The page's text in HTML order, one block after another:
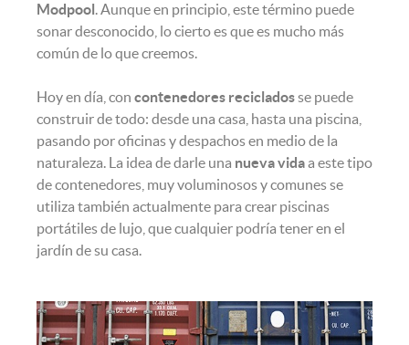
Modpool. Aunque en principio, este término puede
sonar desconocido, lo cierto es que es mucho más
común de lo que creemos.
Hoy en día, con contenedores recicladosse puede
construir de todo: desde una casa, hasta una piscina,
pasando por oficinas y despachos en medio de la
naturaleza. La idea de darle una nueva vidaa este tipo
de contenedores, muy voluminosos y comunes se
utiliza también actualmente para crear piscinas
portátiles de lujo, que cualquier podría tener en el
jardín de su casa.